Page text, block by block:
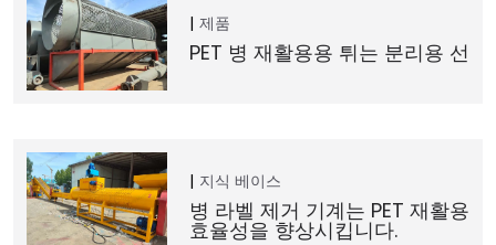
제품
PET 병 재활용용 튀는 분리용 선
지식 베이스
병 라벨 제거 기계는 PET 재활용
효율성을 향상시킵니다.